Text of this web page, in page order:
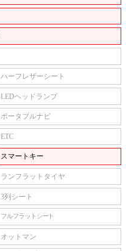
ハーフレザーシート
LEDヘッドランプ
ポータブルナビ
ETC
スマートキー
ランフラットタイヤ
3列シート
フルフラットシート
オットマン